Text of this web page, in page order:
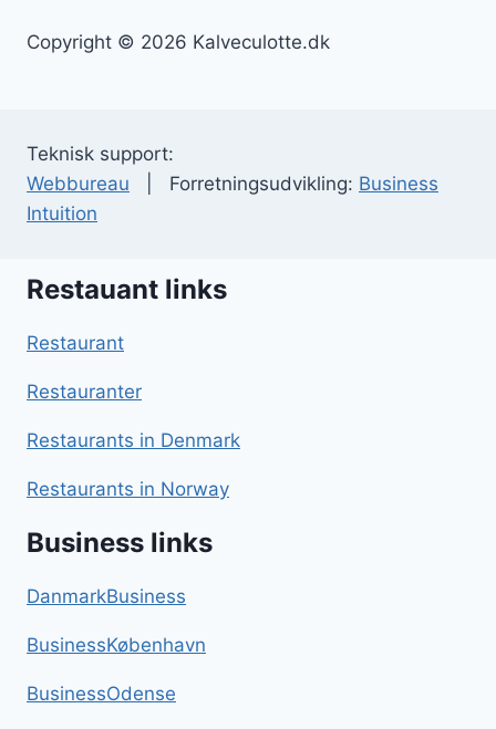
Copyright © 2026 Kalveculotte.dk
Teknisk support:
Webbureau | Forretningsudvikling: Business
Intuition
Restauant links
Restaurant
Restauranter
Restaurants in Denmark
Restaurants in Norway
Business links
DanmarkBusiness
BusinessKøbenhavn
BusinessOdense